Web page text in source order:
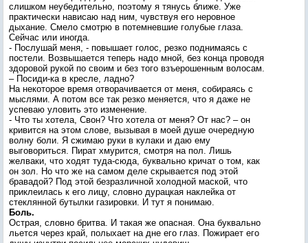
слишком неубедительно, поэтому я тянусь ближе. Уже
практически нависаю над ним, чувствуя его неровное
дыхание. Смело смотрю в потемневшие голубые глаза.
Сейчас или иногда.
- Послушай меня, - повышает голос, резко поднимаясь с
постели. Возвышается теперь надо мной, без конца проводя
здоровой рукой по своим и без того взъерошенным волосам.
– Посиди-ка в кресле, ладно?
На некоторое время отворачивается от меня, собираясь с
мыслями. А потом все так резко меняется, что я даже не
успеваю уловить это изменение.
- Что ты хотела, Свон? Что хотела от меня? От нас? – он
кривится на этом слове, вызывая в моей душе очередную
волну боли. Я сжимаю руки в кулаки и даю ему
выговориться. Пират хмурится, смотря на пол. Лишь
желваки, что ходят туда-сюда, буквально кричат о том, как
он зол. Но что же на самом деле скрывается под этой
бравадой? Под этой безразличной холодной маской, что
приклеилась к его лицу, словно дурацкая наклейка от
стеклянной бутылки газировки. И тут я понимаю.
Боль.
Острая, словно бритва. И такая же опасная. Она буквально
льется через край, полыхает на дне его глаз. Пожирает его